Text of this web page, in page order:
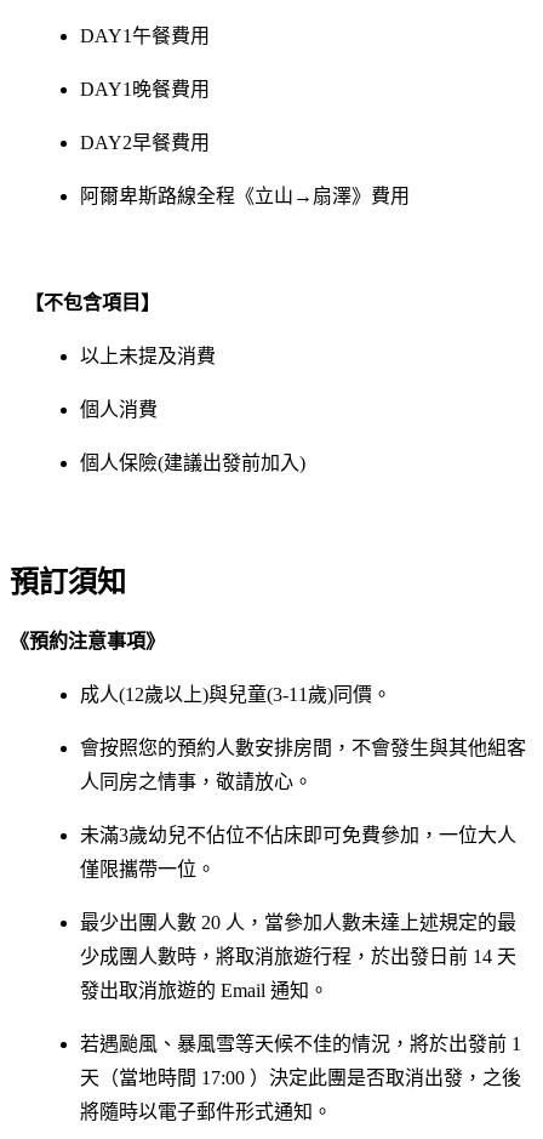
DAY1午餐費用
DAY1晚餐費用
DAY2早餐費用
阿爾卑斯路線全程《立山→扇澤》費用
【不包含項目】
以上未提及消費
個人消費
個人保險(建議出發前加入)
預訂須知
《預約注意事項》
成人(12歲以上)與兒童(3-11歲)同價。
會按照您的預約人數安排房間，不會發生與其他組客
人同房之情事，敬請放心。
未滿3歲幼兒不佔位不佔床即可免費參加，一位大人
僅限攜帶一位。
最少出團人數 20 人，當參加人數未達上述規定的最
少成團人數時，將取消旅遊行程，於出發日前 14 天
發出取消旅遊的 Email 通知。
若遇颱風、暴風雪等天候不佳的情況，將於出發前 1
天（當地時間 17:00 ）決定此團是否取消出發，之後
將隨時以電子郵件形式通知。